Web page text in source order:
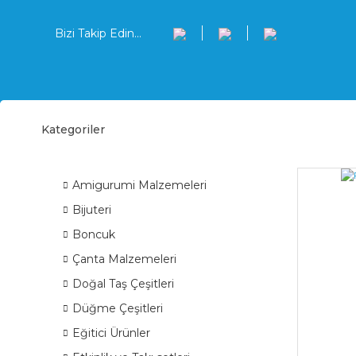
Bizi Takip Edin...
Kategoriler
ÜRÜN GRUPLARI
Amigurumi Malzemeleri
Bijuteri
Boncuk
Çanta Malzemeleri
Doğal Taş Çeşitleri
Düğme Çeşitleri
Eğitici Ürünler